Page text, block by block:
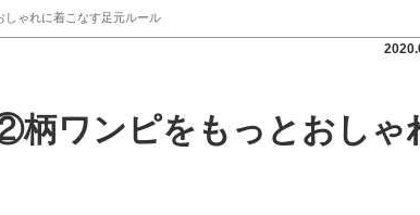
ゃれに着こなす足元ルール
柄ワンピをもっとおしゃ